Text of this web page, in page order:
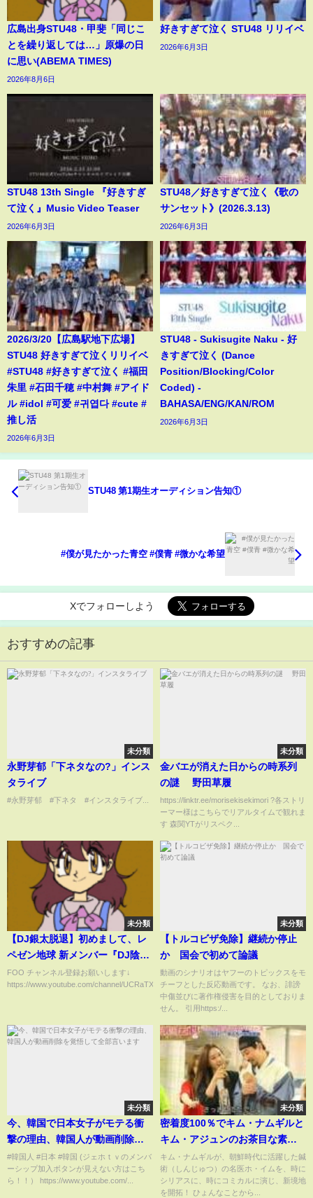
広島出身STU48・甲斐「同じこ
とを繰り返しては…」原爆の日
に思い(ABEMA TIMES)
2026年8月6日
好きすぎて泣く STU48 リリイベ
2026年6月3日
STU48 13th Single 『好きすぎ
て泣く』Music Video Teaser
2026年6月3日
STU48／好きすぎて泣く《歌の
サンセット》(2026.3.13)
2026年6月3日
2026/3/20【広島駅地下広場】
STU48 好きすぎて泣くリリイベ
#STU48 #好きすぎて泣く #福田
朱里 #石田千穂 #中村舞 #アイド
ル #idol #可爱 #귀엽다 #cute #
推し活
2026年6月3日
STU48 - Sukisugite Naku - 好
きすぎて泣く (Dance
Position/Blocking/Color
Coded) -
BAHASA/ENG/KAN/ROM
2026年6月3日
STU48 第1期生オーディション告知①
#僕が見たかった青空 #僕青 #微かな希望
Xでフォローしよう
おすすめの記事
未分類
永野芽郁「下ネタなの?」インス
タライブ
#永野芽郁 #下ネタ #インスタライブ...
未分類
金バエが消えた日からの時系列
の謎 野田草履
https://linktr.ee/morisekisekimori ?各ストリ
ーマー様はこちらでリアルタイムで観れま
す 森関YTがリスペク...
未分類
【DJ銀太脱退】初めまして、レ
ペゼン地球 新メンバー『DJ陰
太』です【Repezen Foxx】
FOO チャンネル登録お願いします↓
https://www.youtube.com/channel/UCRaTXbgr44PNgrFQJ9...
未分類
【トルコビザ免除】継続か停止
か 国会で初めて論議
動画のシナリオはヤフーのトピックスをモ
チーフとした反応動画です。 なお、誹謗
中傷並びに著作権侵害を目的としておりま
せん。 引用https:/...
未分類
今、韓国で日本女子がモテる衝
撃の理由、韓国人が動画削除を
覚悟して全部言います
#韓国人 #日本 #韓国 (ジェホｔｖのメンバ
ーシップ加入ボタンが見えない方はこち
ら！！） https://www.youtube.com/...
未分類
密着度100％でキム・ナムギルと
キム・アジュンのお茶目な素顔
が満載！「医心伝心～脈あり！
恋あり？」（8/2リリース）メイ
キングより
キム・ナムギルが、朝鮮時代に活躍した鍼
術（しんじゅつ）の名医ホ・イムを、時に
シリアスに、時にコミカルに演じ、新境地
を開拓！ ひょんなことから...